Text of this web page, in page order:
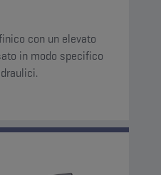
con un elevato
in modo specifico